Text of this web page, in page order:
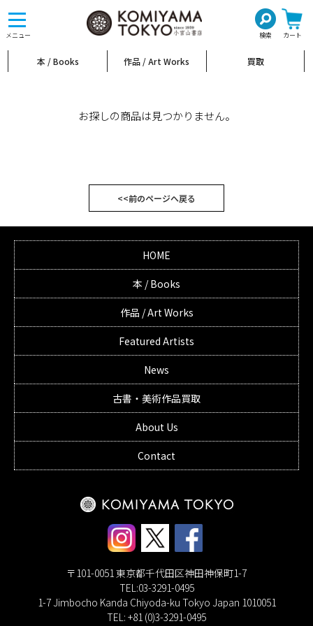
メニュー 検索 カート
toggle
navigation
本 / Books 作品 / Art Works 買取
お探しの商品は見つかりません。
<<前のページへ戻る
HOME
本 / Books
作品 / Art Works
Featured Artists
News
古書・美術作品買取
About Us
Contact
〒101-0051 東京都千代田区神田神保町1-7
TEL:03-3291-0495
1-7 Jimbocho Kanda Chiyoda-ku Tokyo Japan 1010051
TEL: +81 (0)3-3291-0495